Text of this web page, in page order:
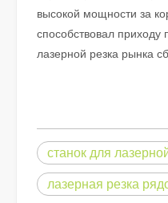
Лазерная сварка
высокой мощности за
способствовал
лазерной резка рынка
станок для
лазерная резка